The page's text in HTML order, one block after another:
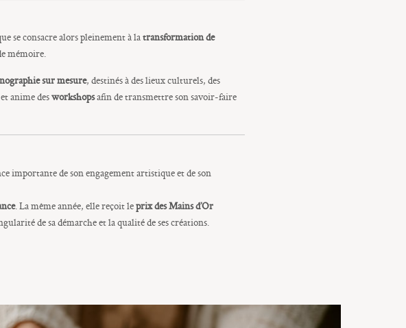
se consacre alors pleinement à latransformation de
mémoire.
sur mesure, destinés à des lieux culturels, des
anime desworkshopsafin de transmettre son savoir-faire
importante de son engagement artistique et de son
. La même année, elle reçoit leprix des Mains d’Or
de sa démarche et la qualité de ses créations.